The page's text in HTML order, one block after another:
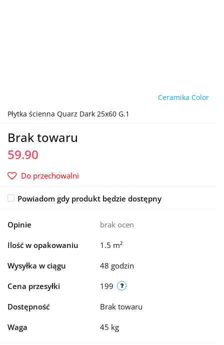
Ceramika Color
Płytka ścienna Quarz Dark 25x60 G.1
Brak towaru
59.90
Do przechowalni
Powiadom gdy produkt będzie dostępny
Opinie brak ocen
Ilość w opakowaniu 1.5 m²
Wysyłka w ciągu 48 godzin
Cena przesyłki 199
Dostępność Brak towaru
Waga 45 kg